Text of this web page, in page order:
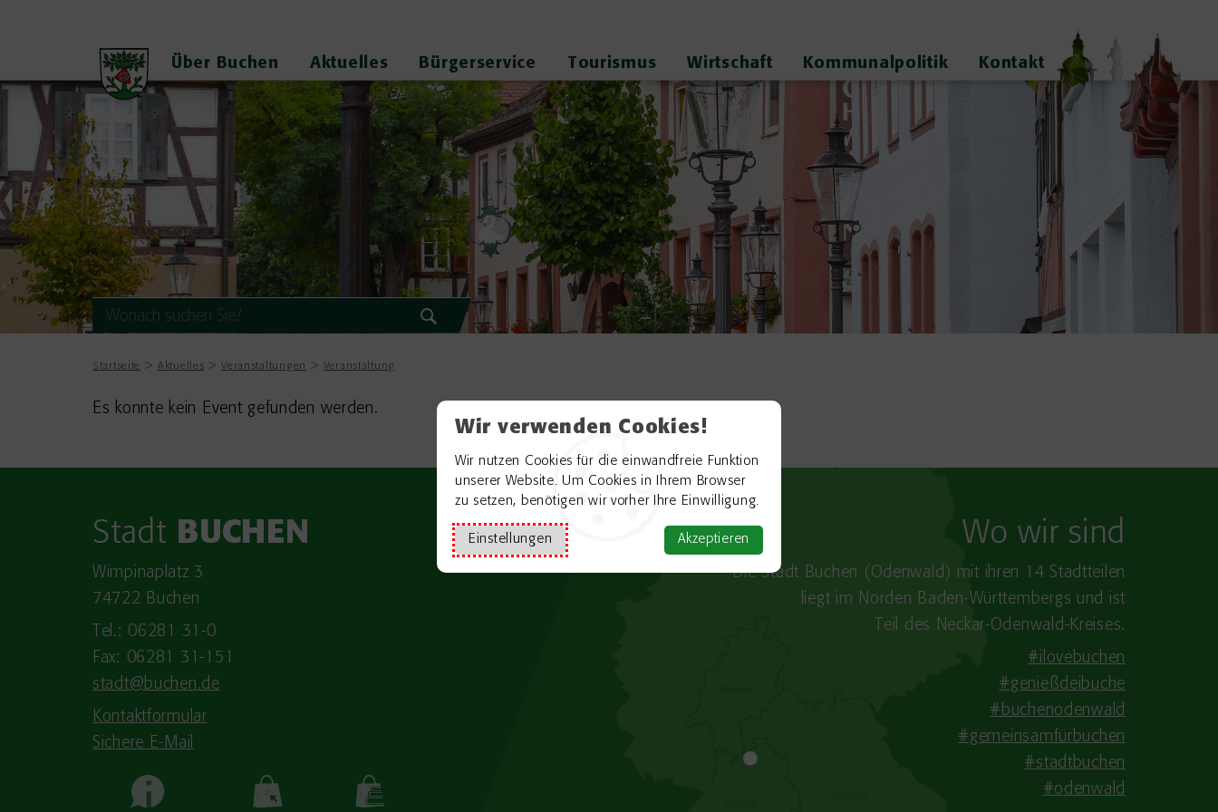
Wir verwenden Cookies!
Wir nutzen Cookies für die einwandfreie Funktion
unserer Website. Um Cookies in Ihrem Browser
zu setzen, benötigen wir vorher Ihre Einwilligung.
Einstellungen Akzeptieren
Über Buchen Aktuelles Bürgerservice Tourismus Wirtschaft Kommunalpolitik Kontakt
Startseite Aktuelles Veranstaltungen Veranstaltung
Es konnte kein Event gefunden werden.
Stadt BUCHEN
Wimpinaplatz 3
74722 Buchen
Tel.: 06281 31-0
Fax: 06281 31-151
stadt@buchen.de
Kontaktformular
Sichere E-Mail
Wo wir sind
Die Stadt Buchen (Odenwald) mit ihren 14 Stadtteilen
liegt im Norden Baden-​Württembergs und ist
Teil des Neckar-Odenwald-Kreises.
#ilovebuchen
#genießdeibuche
#buchenodenwald
#gemeinsamfürbuchen
#stadtbuchen
#odenwald